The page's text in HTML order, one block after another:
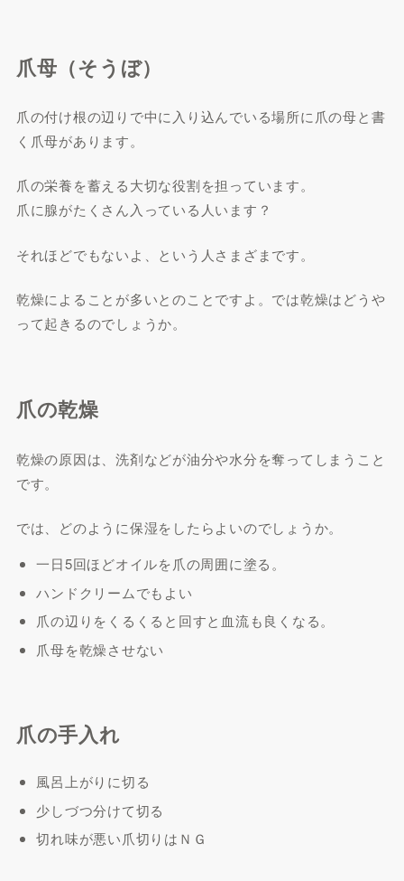
爪母（そうぼ）
爪の付け根の辺りで中に入り込んでいる場所に爪の母と書
く爪母があります。
爪の栄養を蓄える大切な役割を担っています。
爪に腺がたくさん入っている人います？
それほどでもないよ、という人さまざまです。
乾燥によることが多いとのことですよ。では乾燥はどうや
って起きるのでしょうか。
爪の乾燥
乾燥の原因は、洗剤などが油分や水分を奪ってしまうこと
です。
では、どのように保湿をしたらよいのでしょうか。
一日5回ほどオイルを爪の周囲に塗る。
ハンドクリームでもよい
爪の辺りをくるくると回すと血流も良くなる。
爪母を乾燥させない
爪の手入れ
風呂上がりに切る
少しづつ分けて切る
切れ味が悪い爪切りはＮＧ